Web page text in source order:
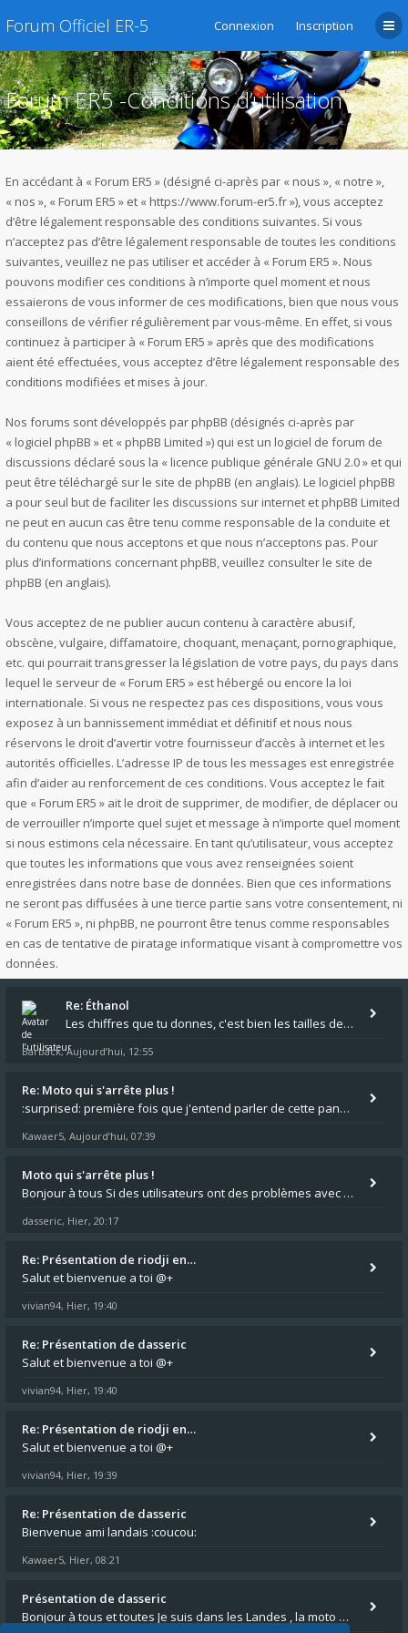
Forum Officiel ER-5 Connexion Inscription
Forum ER5 -Conditions d’utilisation
En accédant à « Forum ER5 » (désigné ci-après par « nous », « notre »,
« nos », « Forum ER5 » et « https://www.forum-er5.fr »), vous acceptez
d’être légalement responsable des conditions suivantes. Si vous
n’acceptez pas d’être légalement responsable de toutes les conditions
suivantes, veuillez ne pas utiliser et accéder à « Forum ER5 ». Nous
pouvons modifier ces conditions à n’importe quel moment et nous
essaierons de vous informer de ces modifications, bien que nous vous
conseillons de vérifier régulièrement par vous-même. En effet, si vous
continuez à participer à « Forum ER5 » après que des modifications
aient été effectuées, vous acceptez d’être légalement responsable des
conditions modifiées et mises à jour.
Nos forums sont développés par phpBB (désignés ci-après par
« logiciel phpBB » et « phpBB Limited ») qui est un logiciel de forum de
discussions déclaré sous la « licence publique générale GNU 2.0» et qui
peut être téléchargé sur le site de phpBB (en anglais). Le logiciel phpBB
a pour seul but de faciliter les discussions sur internet et phpBB Limited
ne peut en aucun cas être tenu comme responsable de la conduite et
du contenu que nous acceptons et que nous n’acceptons pas. Pour
plus d’informations concernant phpBB, veuillez consulter le site de
phpBB (en anglais).
Vous acceptez de ne publier aucun contenu à caractère abusif,
obscène, vulgaire, diffamatoire, choquant, menaçant, pornographique,
etc. qui pourrait transgresser la législation de votre pays, du pays dans
lequel le serveur de « Forum ER5 » est hébergé ou encore la loi
internationale. Si vous ne respectez pas ces dispositions, vous vous
exposez à un bannissement immédiat et définitif et nous nous
réservons le droit d’avertir votre fournisseur d’accès à internet et les
autorités officielles. L’adresse IP de tous les messages est enregistrée
afin d’aider au renforcement de ces conditions. Vous acceptez le fait
que « Forum ER5 » ait le droit de supprimer, de modifier, de déplacer ou
de verrouiller n’importe quel sujet et message à n’importe quel moment
si nous estimons cela nécessaire. En tant qu’utilisateur, vous acceptez
que toutes les informations que vous avez renseignées soient
enregistrées dans notre base de données. Bien que ces informations
ne seront pas diffusées à une tierce partie sans votre consentement, ni
« Forum ER5 », ni phpBB, ne pourront être tenus comme responsables
en cas de tentative de piratage informatique visant à compromettre vos
données.
Re: Éthanol
Les chiffres que tu donnes, c'est bien les tailles de gicleur ? Par contre tes "-2 tours" à quoi correspondent t'ils ?
Barback,Aujourd’hui, 12:55
Re: Moto qui s'arrête plus !
:surprised: première fois que j'entend parler de cette panne ,ta moto aurait été maraboutée? :pretre:
Kawaer5, Aujourd’hui, 07:39
Moto qui s'arrête plus !
Bonjour à tous Si des utilisateurs ont des problèmes avec leur moto qui démarre plus, la mienne ne coupe plus :?: - Je
dasseric, Hier, 20:17
Re: Présentation de riodji en…
Salut et bienvenue a toi @+
vivian94, Hier, 19:40
Re: Présentation de dasseric
Salut et bienvenue a toi @+
vivian94, Hier, 19:40
Re: Présentation de riodji en…
Salut et bienvenue a toi @+
vivian94, Hier, 19:39
Re: Présentation de dasseric
Bienvenue ami landais :coucou:
Kawaer5, Hier, 08:21
Présentation de dasseric
Bonjour à tous et toutes Je suis dans les Landes , la moto appartient à ma fille et je suis désigné pour faire l'entreti